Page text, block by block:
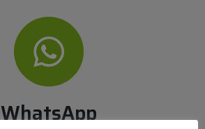
WhatsApp